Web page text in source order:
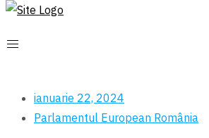
ianuarie 22, 2024
Parlamentul European România